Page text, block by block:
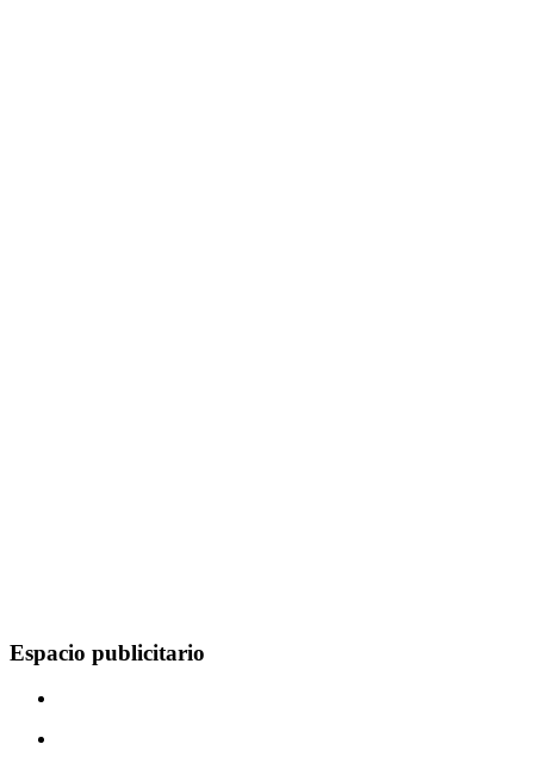
Espacio publicitario